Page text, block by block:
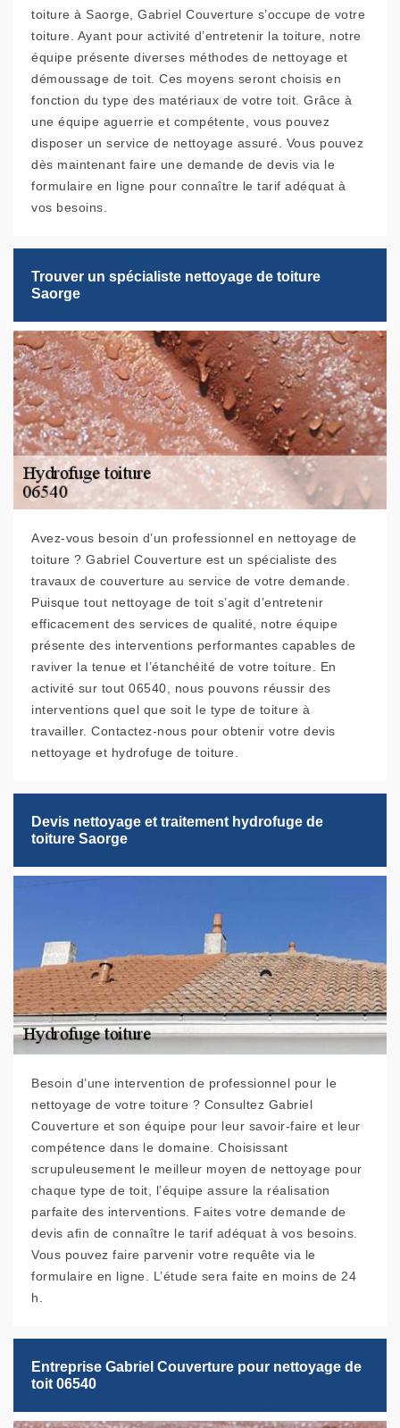
toiture à Saorge, Gabriel Couverture s’occupe de votre
toiture. Ayant pour activité d’entretenir la toiture, notre
équipe présente diverses méthodes de nettoyage et
démoussage de toit. Ces moyens seront choisis en
fonction du type des matériaux de votre toit. Grâce à
une équipe aguerrie et compétente, vous pouvez
disposer un service de nettoyage assuré. Vous pouvez
dès maintenant faire une demande de devis via le
formulaire en ligne pour connaître le tarif adéquat à
vos besoins.
Trouver un spécialiste nettoyage de toiture
Saorge
Avez-vous besoin d’un professionnel en nettoyage de
toiture ? Gabriel Couverture est un spécialiste des
travaux de couverture au service de votre demande.
Puisque tout nettoyage de toit s’agit d’entretenir
efficacement des services de qualité, notre équipe
présente des interventions performantes capables de
raviver la tenue et l’étanchéité de votre toiture. En
activité sur tout 06540, nous pouvons réussir des
interventions quel que soit le type de toiture à
travailler. Contactez-nous pour obtenir votre devis
nettoyage et hydrofuge de toiture.
Devis nettoyage et traitement hydrofuge de
toiture Saorge
Besoin d’une intervention de professionnel pour le
nettoyage de votre toiture ? Consultez Gabriel
Couverture et son équipe pour leur savoir-faire et leur
compétence dans le domaine. Choisissant
scrupuleusement le meilleur moyen de nettoyage pour
chaque type de toit, l’équipe assure la réalisation
parfaite des interventions. Faites votre demande de
devis afin de connaître le tarif adéquat à vos besoins.
Vous pouvez faire parvenir votre requête via le
formulaire en ligne. L’étude sera faite en moins de 24
h.
Entreprise Gabriel Couverture pour nettoyage de
toit 06540